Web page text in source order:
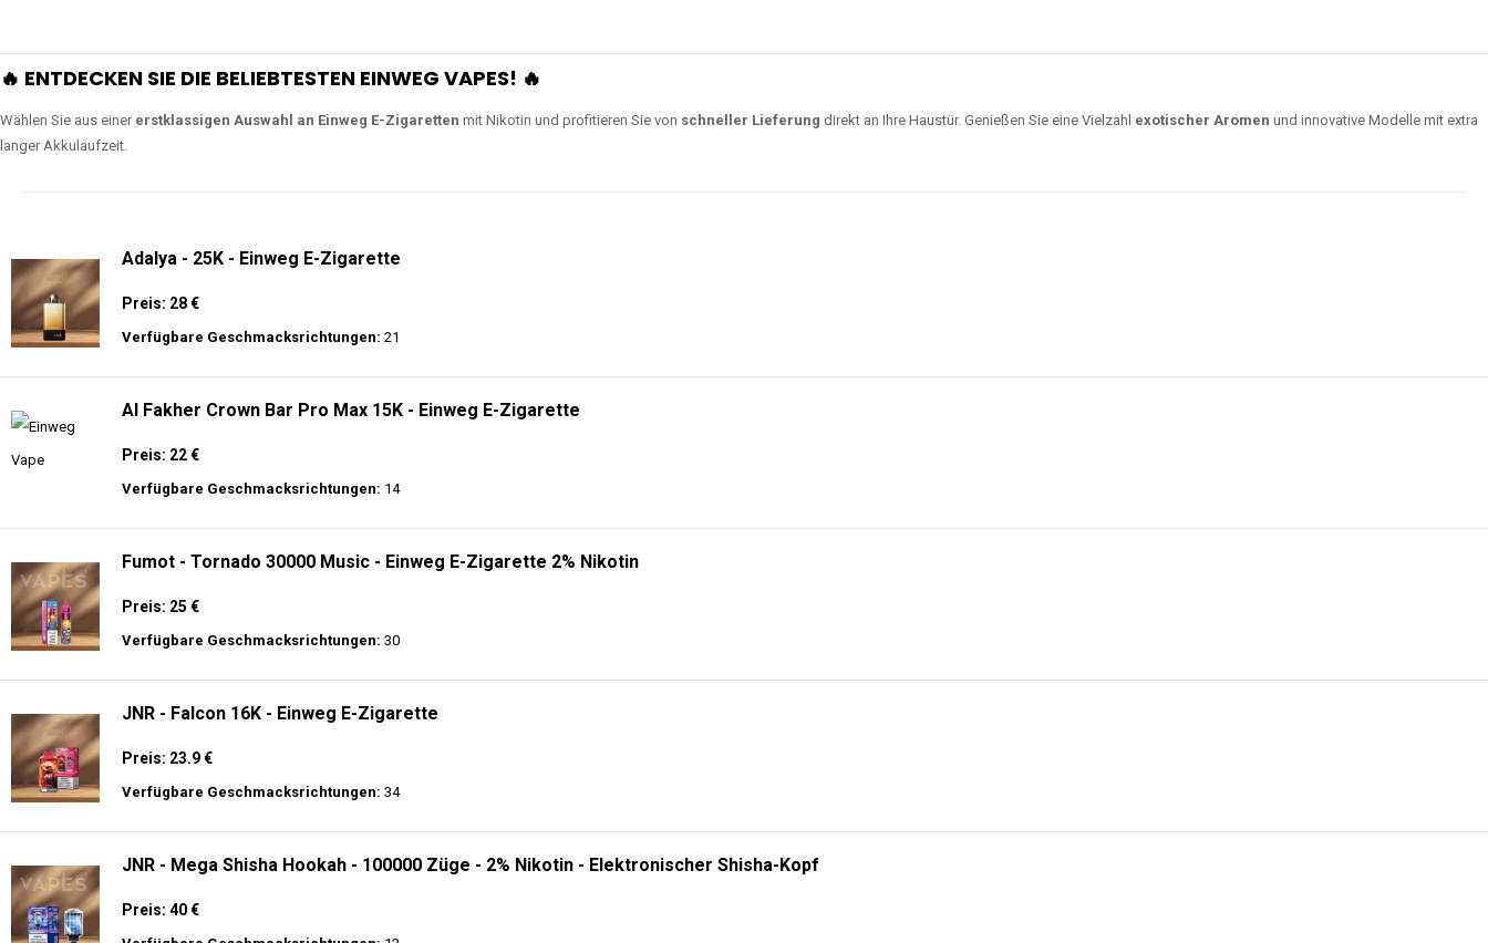
🔥 ENTDECKEN SIE DIE BELIEBTESTEN EINWEG VAPES! 🔥
Wählen Sie aus einer erstklassigen Auswahl an Einweg E-Zigaretten mit Nikotin und profitieren Sie von schneller Lieferung direkt an Ihre Haustür. Genießen Sie eine Vielzahl exotischer Aromen und innovative Modelle mit extra
langer Akkulaufzeit.
Adalya - 25K - Einweg E-Zigarette
Preis: 28 €
Verfügbare Geschmacksrichtungen: 21
Al Fakher Crown Bar Pro Max 15K - Einweg E-Zigarette
Preis: 22 €
Verfügbare Geschmacksrichtungen: 14
Fumot - Tornado 30000 Music - Einweg E-Zigarette 2% Nikotin
Preis: 25 €
Verfügbare Geschmacksrichtungen: 30
JNR - Falcon 16K - Einweg E-Zigarette
Preis: 23.9 €
Verfügbare Geschmacksrichtungen: 34
JNR - Mega Shisha Hookah - 100000 Züge - 2% Nikotin - Elektronischer Shisha-Kopf
Preis: 40 €